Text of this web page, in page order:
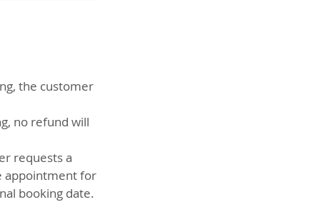
the customer
no refund will
requests a
appointment for
booking date.